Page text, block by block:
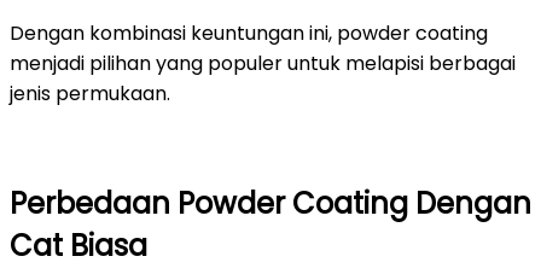
Dengan kombinasi keuntungan ini, powder coating
menjadi pilihan yang populer untuk melapisi berbagai
jenis permukaan.
Perbedaan Powder Coating Dengan
Cat Biasa